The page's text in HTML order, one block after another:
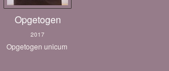
Opgetogen
2017
Opgetogen unicum